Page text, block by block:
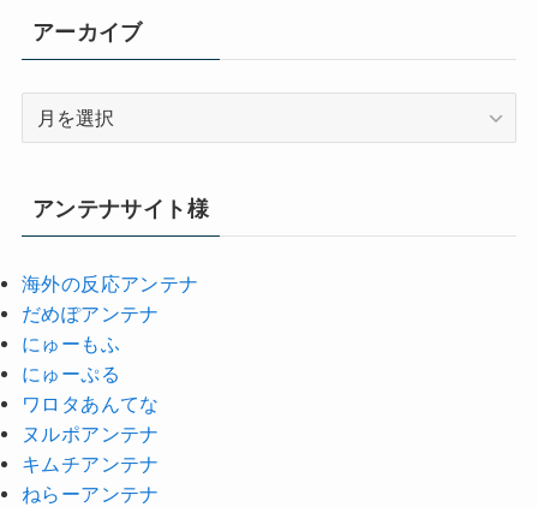
ー
アーカイブ
ブ
アンテナサイト様
海外の反応アンテナ
だめぽアンテナ
にゅーもふ
にゅーぷる
ワロタあんてな
ヌルポアンテナ
キムチアンテナ
ねらーアンテナ